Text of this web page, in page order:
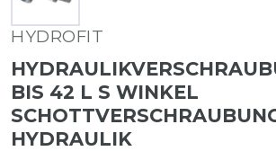
HYDROFIT
BIS 42 L S WINKEL
HYDRAULIK